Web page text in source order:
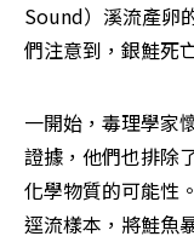
Sound）溪流產卵
們注意到，銀鮭死
一開始，毒理學家
證據，他們也排除
化學物質的可能性
逕流樣本，將鮭魚